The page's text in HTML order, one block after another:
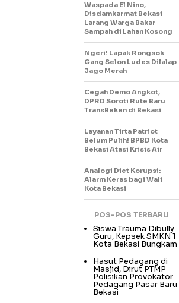
Waspada El Nino,
Disdamkarmat Bekasi
Larang Warga Bakar
Sampah di Lahan Kosong
Ngeri! Lapak Rongsok
Gang Selon Ludes Dilalap
Jago Merah
Cegah Demo Angkot,
DPRD Soroti Rute Baru
TransBeken di Bekasi
Layanan Tirta Patriot
Belum Pulih! BPBD Kota
Bekasi Atasi Krisis Air
Analogi Diet Korupsi:
Alarm Keras bagi Wali
Kota Bekasi
POS-POS TERBARU
Siswa Trauma Dibully
Guru, Kepsek SMKN 1
Kota Bekasi Bungkam
Hasut Pedagang di
Masjid, Dirut PTMP
Polisikan Provokator
Pedagang Pasar Baru
Bekasi